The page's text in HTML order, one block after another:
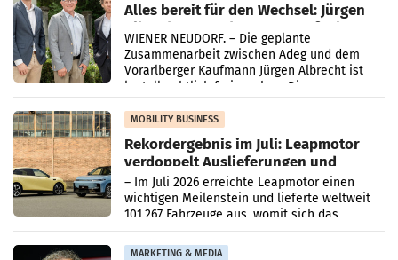
Alles bereit für den Wechsel: Jürgen
Albrecht setzt ab 1.1.2027 auf Adeg
WIENER NEUDORF. – Die geplante
Zusammenarbeit zwischen Adeg und dem
Vorarlberger Kaufmann Jürgen Albrecht ist
kartellrechtlich freigegeben: Die
Bundeswettbewerbsbehörde und der
Bundeskartellanwalt
MOBILITY BUSINESS
Rekordergebnis im Juli: Leapmotor
verdoppelt Auslieferungen und
überschreitet die 100.000er-Marke
– Im Juli 2026 erreichte Leapmotor einen
wichtigen Meilenstein und lieferte weltweit
101.267 Fahrzeuge aus, womit sich das
Ergebnis gegenüber Juli 2025 mehr als
verdoppelte (+102
MARKETING & MEDIA